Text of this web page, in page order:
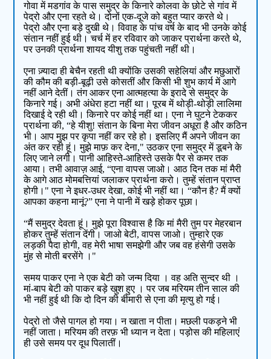
गोवा में मडगांव के पास समुद्र के किनारे कोलवा के छोटे से गांव में
पेद्रो और एना रहते थे। दोनों एक-दूजे को बहुत प्यार करते थे।
पेद्रो और एना बड़े दुखी थे। विवाह के पांच वर्ष के बाद भी उनके कोई
संतान नहीं हुई थी। चर्च में हर रविवार को जाकर प्रार्थना करते थे,
पर उनकी प्रार्थना शायद यीशु तक पहुंचती नहीं थी।
एना ज़्यादा ही बेचैन रहती थी क्योंकि उसकी सहेलियां और मछुआरों
की कौम की बड़ी-बूढ़ी उसे कोसतीं और किसी भी शुभ कार्य में आगे
नहीं आने देतीं। तंग आकर एना आत्महत्या के इरादे से समुद्र के
किनारे गई। अभी अंधेरा हटा नहीं था। पूरब में थोड़ी-थोड़ी लालिमा
दिखाई दे रही थी। किनारे पर कोई नहीं था। एना ने घुटने टेककर
प्रार्थना की, “हे यीशु! संतान के बिना मेरा जीवन अधूरा है और कठिन
भी। आप मुझ पर कृपा नहीं कर रहे हो। इसलिए मैं अपने जीवन का
अंत कर रही हूं। मुझे माफ़ कर देना," उठकर एना समुद्र में डूबने के
लिए जाने लगी। पानी आहिस्ते-आहिस्ते उसके पैर से कमर तक
आया। तभी आवाज़ आई, “एना वापस जाओ। आठ दिन तक मां मैरी
के आगे आठ मोमबत्तियां जलाकर प्रार्थना करो। तुम्हें संतान प्राप्त
होगी।" एना ने इधर-उधर देखा, कोई भी नहीं था। “कौन है? मैं क्यों
आपका कहना मानूं?” एना ने पानी में खड़े होकर पूछा।
“मैं समुद्र देवता हूं। मुझे पूरा विश्वास है कि मां मैरी तुम पर मेहरबान
होकर तुम्हें संतान देंगी। जाओ बेटी, वापस जाओ। तुम्हारे एक
लड़की पैदा होगी, वह मेरी भाषा समझेगी और जब वह हंसेगी उसके
मुंह से मोती बरसेंगे ।"
समय पाकर एना ने एक बेटी को जन्म दिया । वह अति सुन्दर थी ।
मां-बाप बेटी को पाकर बड़े खुश हुए । पर जब मरियम तीन साल की
भी नहीं हुई थी कि दो दिन की बीमारी से एना की मृत्यु हो गई।
पेद्रो तो जैसे पागल हो गया। न खाता न पीता। मछली पकड़ने भी
नहीं जाता। मरियम की तरफ़ भी ध्यान न देता। पड़ोस की महिलाएं
ही उसे समय पर दूध पिलातीं।